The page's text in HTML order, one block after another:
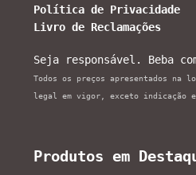
Política de Privacidade
Livro de Reclamações
Seja responsável. Beba
Todos os preços apresentados na
legal em vigor, exceto indicação
Produtos em